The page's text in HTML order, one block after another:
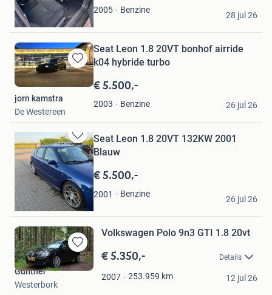
2005 Benzine
Ligeon
Amstelveen
28 jul 26
Bewaren
in
Favorieten
Seat Leon 1.8 20VT bonhof airride
k04 hybride turbo
€ 5.500,-
2003 Benzine
jorn kamstra
De Westereen
26 jul 26
Bewaren
in
Mijn
Favorieten
Seat Leon 1.8 20VT 132KW 2001
Blauw
€ 5.500,-
2001 Benzine
Oud-Vossemeer
26 jul 26
Bewaren
in
Volkswagen Polo 9n3 GTI 1.8 20vt
€ 5.350,- Details
2007 253.959 km
Gunther
Westerbork
12 jul 26